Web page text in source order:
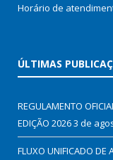
Horário de
ÚLTIMAS
REGULAMENTO
EDIÇÃO 20263 de
FLUXO UNIFICADO